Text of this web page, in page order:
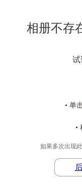
相册不存
试
• 单
•
如果多次出现